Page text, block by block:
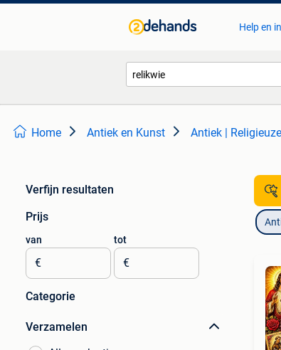
Help en
Home Antiek en Kunst Antiek |
Verfijn resultaten
Prijs
van
€
tot
€
Categorie
Verzamelen